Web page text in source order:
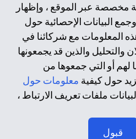
مخصصة عبر الموقع ، وإظهار
البيانات الإحصائية حول
المعلومات مع شركائنا في
والتحليل والذين قد يجمعونها
لهم أو التي جمعوها من
حول كيفية معلومات حول
ملفات تعريف الارتباط ،
قبول
أبوظبي. هاتف: 4000 311 04.
المتحدة مرخص من مصرف
لبنك أجنبي.
مرخص من هيئة الأوراق المالية
والسلع في الإمارات العربية المتحدة ("SCA") للقيام بالنشاط المالي لـ أ)
بموجب ترخيص رقم
في الأسواق الدولية بموجب ترخيص